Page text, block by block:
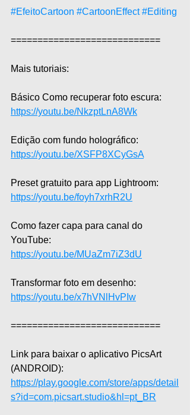
#EfeitoCartoon #CartoonEffect #Editing
============================
Mais tutoriais:
Básico Como recuperar foto escura:
https://youtu.be/NkzptLnA8Wk
Edição com fundo holográfico:
https://youtu.be/XSFP8XCyGsA
Preset gratuito para app Lightroom:
https://youtu.be/foyh7xrhR2U
Como fazer capa para canal do
YouTube:
https://youtu.be/MUaZm7iZ3dU
Transformar foto em desenho:
https://youtu.be/x7hVNlHvPIw
============================
Link para baixar o aplicativo PicsArt
(ANDROID):
https://play.google.com/store/apps/detail
s?id=com.picsart.studio&hl=pt_BR